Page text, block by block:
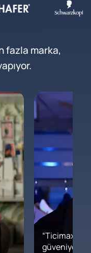
fazla marka,
“Ticimax'a